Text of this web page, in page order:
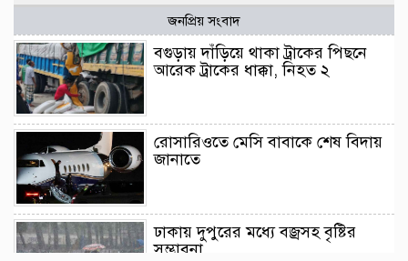
জনপ্রিয় সংবাদ
বগুড়ায় দাঁড়িয়ে থাকা ট্রাকের পিছনে
আরেক ট্রাকের ধাক্কা, নিহত ২
রোসারিওতে মেসি বাবাকে শেষ বিদায়
জানাতে
ঢাকায় দুপুরের মধ্যে বজ্রসহ বৃষ্টির
সম্ভাবনা